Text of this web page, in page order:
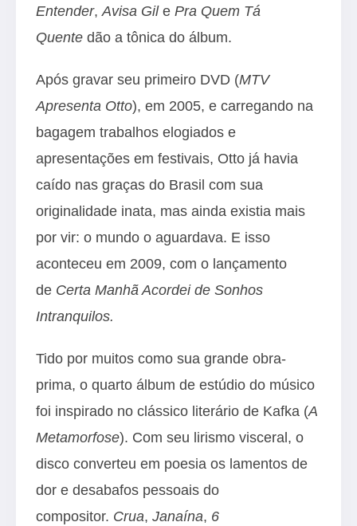
Entender, Avisa Gile Pra Quem Tá
Quente dão a tônica do álbum.
Após gravar seu primeiro DVD (MTV
Apresenta Otto), em 2005, e carregando na
bagagem trabalhos elogiados e
apresentações em festivais, Otto já havia
caído nas graças do Brasil com sua
originalidade inata, mas ainda existia mais
por vir: o mundo o aguardava. E isso
aconteceu em 2009, com o lançamento
de Certa Manhã Acordei de Sonhos
Intranquilos.
Tido por muitos como sua grande obra-
prima, o quarto álbum de estúdio do músico
foi inspirado no clássico literário de Kafka (A
Metamorfose). Com seu lirismo visceral, o
disco converteu em poesia os lamentos de
dor e desabafos pessoais do
compositor. Crua, Janaína, 6